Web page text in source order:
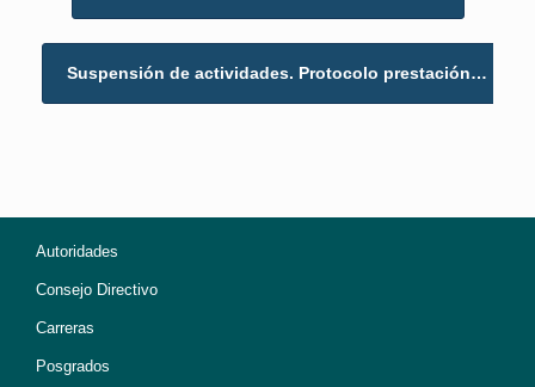
Suspensión de actividades. Protocolo prestación…
Autoridades
Consejo Directivo
Carreras
Posgrados